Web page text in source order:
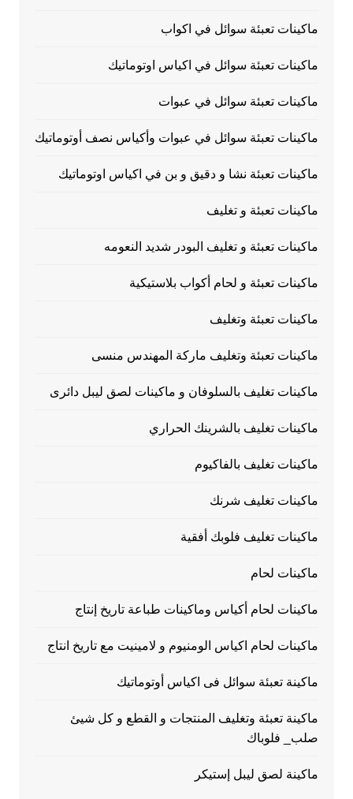
ماكينات تعبئة سوائل في اكواب
ماكينات تعبئة سوائل في اكياس اوتوماتيك
ماكينات تعبئة سوائل في عبوات
ماكينات تعبئة سوائل في عبوات وأكياس نصف أوتوماتيك
ماكينات تعبئة نشا و دقيق و بن في اكياس اوتوماتيك
ماكينات تعبئة و تغليف
ماكينات تعبئة و تغليف البودر شديد النعومه
ماكينات تعبئة و لحام أكواب بلاستيكية
ماكينات تعبئة وتغليف
ماكينات تعبئة وتغليف ماركة المهندس منسى
ماكينات تغليف بالسلوفان و ماكينات لصق ليبل دائرى
ماكينات تغليف بالشرينك الحراري
ماكينات تغليف بالفاكيوم
ماكينات تغليف شرنك
ماكينات تغليف فلوبك أفقية
ماكينات لحام
ماكينات لحام أكياس وماكينات طباعة تاريخ إنتاج
ماكينات لحام اكياس الومنيوم و لامينيت مع تاريخ انتاج
ماكينة تعبئة سوائل فى اكياس أوتوماتيك
ماكينة تعبئة وتغليف المنتجات و القطع و كل شيئ
صلب_ فلوباك
ماكينة لصق ليبل إستيكر